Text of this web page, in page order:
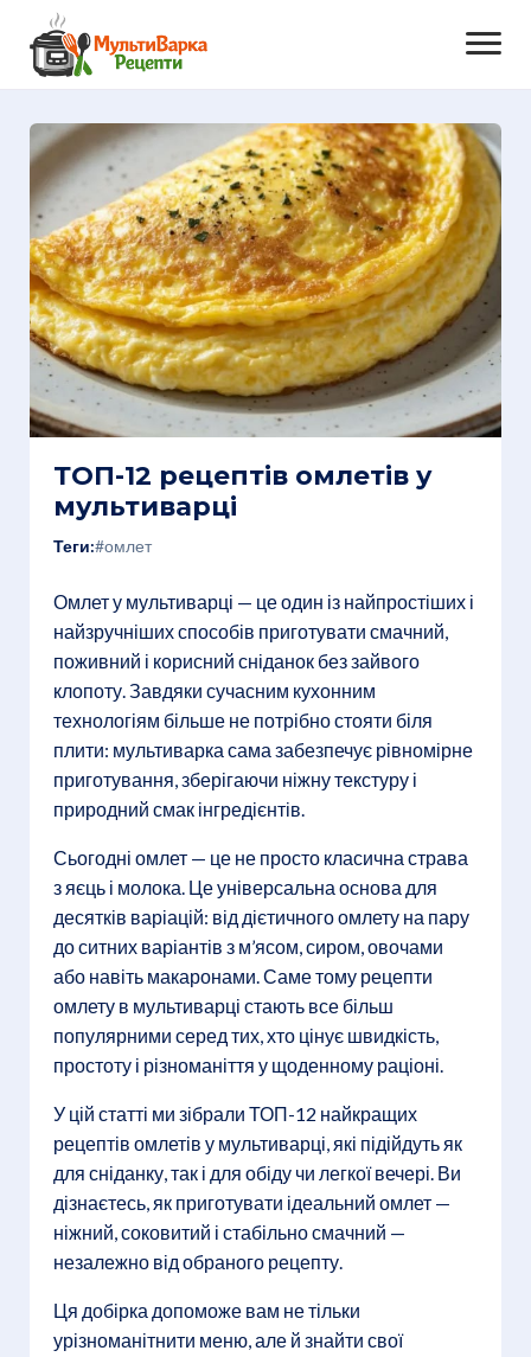
ТОП-12 рецептів омлетів у
мультиварці
Теги:#омлет
Омлет у мультиварці — це один із найпростіших і
найзручніших способів приготувати смачний,
поживний і корисний сніданок без зайвого
клопоту. Завдяки сучасним кухонним
технологіям більше не потрібно стояти біля
плити: мультиварка сама забезпечує рівномірне
приготування, зберігаючи ніжну текстуру і
природний смак інгредієнтів.
Сьогодні омлет — це не просто класична страва
з яєць і молока. Це універсальна основа для
десятків варіацій: від дієтичного омлету на пару
до ситних варіантів з м’ясом, сиром, овочами
або навіть макаронами. Саме тому рецепти
омлету в мультиварці стають все більш
популярними серед тих, хто цінує швидкість,
простоту і різноманіття у щоденному раціоні.
У цій статті ми зібрали ТОП-12 найкращих
рецептів омлетів у мультиварці, які підійдуть як
для сніданку, так і для обіду чи легкої вечері. Ви
дізнаєтесь, як приготувати ідеальний омлет —
ніжний, соковитий і стабільно смачний —
незалежно від обраного рецепту.
Ця добірка допоможе вам не тільки
урізноманітнити меню, але й знайти свої